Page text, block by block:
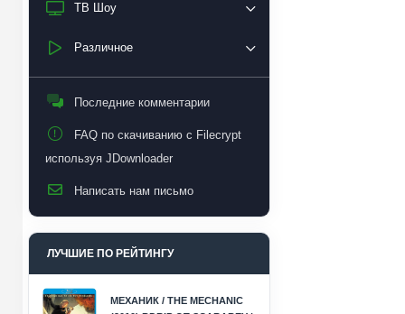
ТВ Шоу
Различное
Последние комментарии
FAQ по скачиванию с Filecrypt
используя JDownloader
Написать нам письмо
ЛУЧШИЕ ПО РЕЙТИНГУ
МЕХАНИК / THE MECHANIC